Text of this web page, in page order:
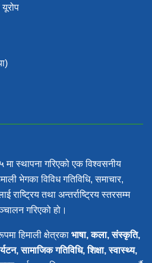
स्थापना गरिएको एक विश्वसनीय
भेगका विविध गतिविधि, समाचार,
तथा अन्तर्राष्ट्रिय स्तरसम्म
गरिएको हो।
हिमाली क्षेत्रका भाषा, कला, संस्कृति,
सामाजिक गतिविधि, शिक्षा, स्वास्थ्य,